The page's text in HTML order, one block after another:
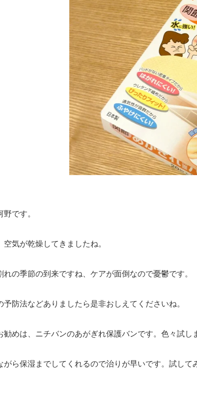
です。
空気が乾燥してきましたね。
れの季節の到来ですね、ケアが面倒なので憂鬱です。
予防法などありましたら是非おしえてくださいね。
勧めは、ニチバンのあがぎれ保護バンです。色々試し
がら保湿までしてくれるので治りが早いです。試して